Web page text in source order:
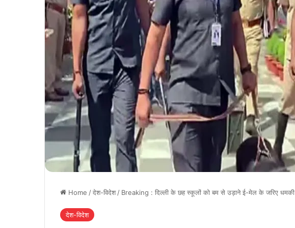
Home /देश-विदेश / Breaking : दिल्ली के छह स्कूलों को बम से उड़ाने ई-मेल के जरिए धमकी
देश-विदेश